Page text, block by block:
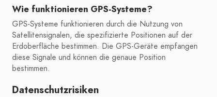
Wie funktionieren GPS-Systeme?
GPS-Systeme funktionieren durch die Nutzung von
Satellitensignalen, die spezifizierte Positionen auf der
Erdoberfläche bestimmen. Die GPS-Geräte empfangen
diese Signale und können die genaue Position
bestimmen.
Datenschutzrisiken